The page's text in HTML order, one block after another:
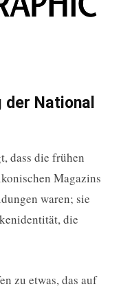
der National
dass die frühen
Magazins
waren; sie
die
zu etwas, das auf